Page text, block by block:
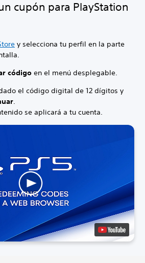
cupón para PlayStation
y selecciona tu perfil en la parte
código en el menú desplegable.
el código digital de 12 dígitos y
.
se aplicará a tu cuenta.